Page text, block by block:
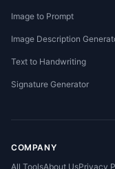
Image to Prompt
Image Description
Text to Handwriting
Signature Generator
COMPANY
All ToolsAbout UsPrivacy